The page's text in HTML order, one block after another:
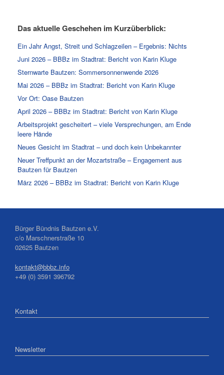
Das aktuelle Geschehen im Kurzüberblick:
Ein Jahr Angst, Streit und Schlagzeilen – Ergebnis: Nichts
Juni 2026 – BBBz im Stadtrat: Bericht von Karin Kluge
Sternwarte Bautzen: Sommersonnenwende 2026
Mai 2026 – BBBz im Stadtrat: Bericht von Karin Kluge
Vor Ort: Oase Bautzen
April 2026 – BBBz im Stadtrat: Bericht von Karin Kluge
Arbeitsprojekt gescheitert – viele Versprechungen, am Ende
leere Hände
Neues Gesicht im Stadtrat – und doch kein Unbekannter
Neuer Treffpunkt an der Mozartstraße – Engagement aus
Bautzen für Bautzen
März 2026 – BBBz im Stadtrat: Bericht von Karin Kluge
Bürger Bündnis Bautzen e.V.
c/o Marschnerstraße 10
02625 Bautzen
kontakt@bbbz.info
+49 (0) 3591 396792
Kontakt
Newsletter